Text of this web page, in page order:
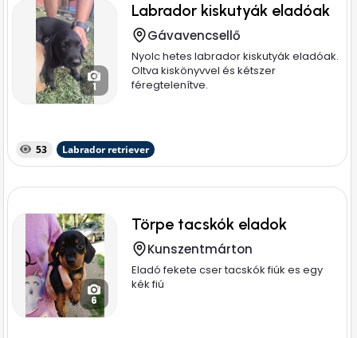
1
Labrador kiskutyák eladóak
Gávavencsellő
Nyolc hetes labrador kiskutyák eladóak.
Oltva kiskönyvvel és kétszer
féregtelenítve.
53 Labrador retriever
6
Törpe tacskók eladok
Kunszentmárton
Eladó fekete cser tacskók fiúk es egy
kék fiú